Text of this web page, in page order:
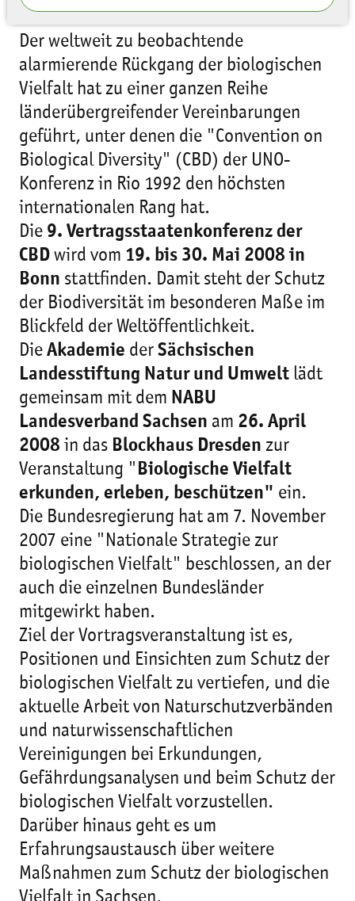
Der weltweit zu beobachtende
alarmierende Rückgang der biologischen
Vielfalt hat zu einer ganzen Reihe
länderübergreifender Vereinbarungen
geführt, unter denen die "Convention on
Biological Diversity" (CBD) der UNO-
Konferenz in Rio 1992 den höchsten
internationalen Rang hat.
Die 9. Vertragsstaatenkonferenz der
CBD wird vom 19. bis 30. Mai 2008 in
Bonn stattfinden. Damit steht der Schutz
der Biodiversität im besonderen Maße im
Blickfeld der Weltöffentlichkeit.
Die Akademie der Sächsischen
Landesstiftung Natur und Umwelt lädt
gemeinsam mit dem NABU
Landesverband Sachsen am 26. April
2008 in das Blockhaus Dresden zur
Veranstaltung " Biologische Vielfalt
erkunden, erleben, beschützen" ein.
Die Bundesregierung hat am 7. November
2007 eine "Nationale Strategie zur
biologischen Vielfalt" beschlossen, an der
auch die einzelnen Bundesländer
mitgewirkt haben.
Ziel der Vortragsveranstaltung ist es,
Positionen und Einsichten zum Schutz der
biologischen Vielfalt zu vertiefen, und die
aktuelle Arbeit von Naturschutzverbänden
und naturwissenschaftlichen
Vereinigungen bei Erkundungen,
Gefährdungsanalysen und beim Schutz der
biologischen Vielfalt vorzustellen.
Darüber hinaus geht es um
Erfahrungsaustausch über weitere
Maßnahmen zum Schutz der biologischen